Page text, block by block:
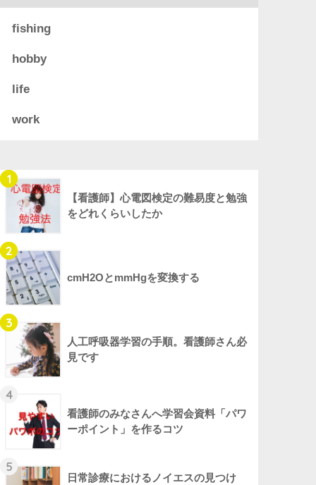
fishing
hobby
life
work
1
【看護師】心電図検定の難易度と勉強
をどれくらいしたか
2
cmH2OとmmHgを変換する
3
人工呼吸器学習の手順。看護師さん必
見です
4
看護師のみなさんへ学習会資料「パワ
ーポイント」を作るコツ
5
日常診療におけるノイエスの見つけ